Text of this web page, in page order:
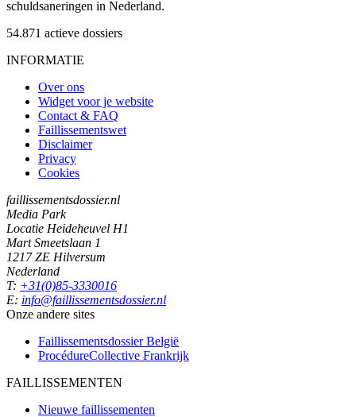
schuldsaneringen in Nederland.
54.871 actieve dossiers
INFORMATIE
Over ons
Widget voor je website
Contact & FAQ
Faillissementswet
Disclaimer
Privacy
Cookies
faillissementsdossier.nl
Media Park
Locatie Heideheuvel H1
Mart Smeetslaan 1
1217 ZE Hilversum
Nederland
T: +31(0)85-3330016
E: info@faillissementsdossier.nl
Onze andere sites
Faillissementsdossier België
ProcédureCollective Frankrijk
FAILLISSEMENTEN
Nieuwe faillissementen